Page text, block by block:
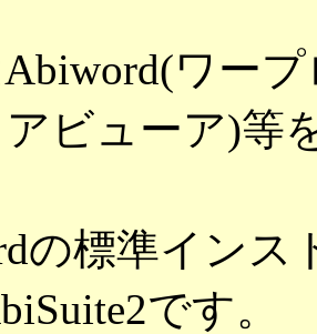
ワー
アビューア)等
の標準インス
です。